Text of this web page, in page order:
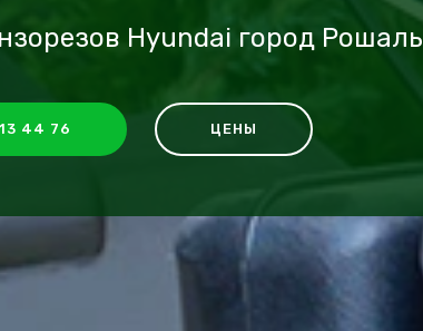
Hyundai город Рошаль
44 76 ЦЕНЫ